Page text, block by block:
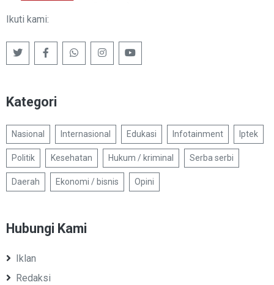
Ikuti kami:
Kategori
Nasional Internasional Edukasi Infotainment Iptek
Politik Kesehatan Hukum / kriminal Serba serbi
Daerah Ekonomi / bisnis Opini
Hubungi Kami
Iklan
Redaksi